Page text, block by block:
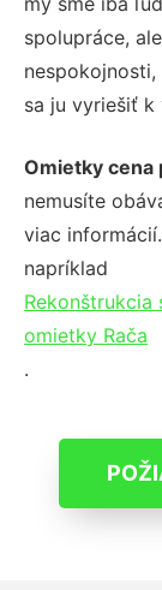
spolupráce,
sa ju vyriešiť k
Omietky cena
nemusíte
viac
napríklad
Rekonštrukcia
omietky Rača
.